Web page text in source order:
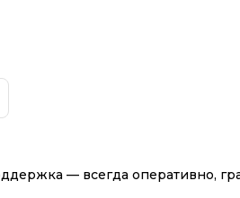
— всегда оперативно,